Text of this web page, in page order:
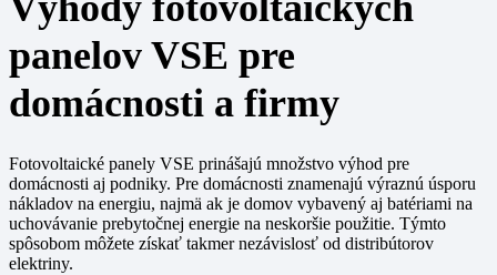
panelov VSE pre
domácnosti a firmy
Fotovoltaické panely VSE prinášajú množstvo výhod pre
domácnosti aj podniky. Pre domácnosti znamenajú výraznú úsporu
nákladov na energiu, najmä ak je domov vybavený aj batériami na
uchovávanie prebytočnej energie na neskoršie použitie. Týmto
spôsobom môžete získať takmer nezávislosť od distribútorov
elektriny.